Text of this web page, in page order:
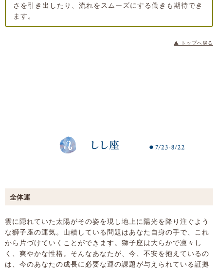
さを引き出したり、流れをスムーズにする働きも期待でき
ます。
▲ トップへ戻る
全体運
雲に隠れていた太陽がその姿を現し地上に陽光を降り注ぐよう
な獅子座の運気。山積している問題はあなた自身の手で、これ
から片づけていくことができます。獅子座は大らかで凛々し
く、爽やかな性格。そんなあなたが、今、不安を抱えているの
は、今のあなたの成長に必要な運の課題が与えられている証拠